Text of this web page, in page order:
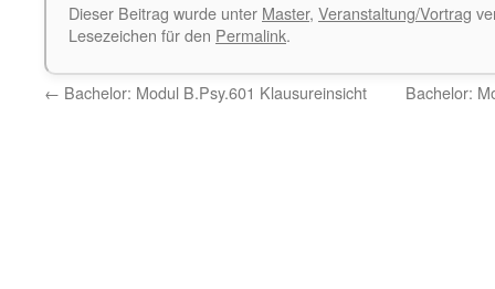
Dieser Beitrag wurde unter Master, Veranstaltung/Vortrag
Lesezeichen für den Permalink.
← Bachelor: Modul B.Psy.601 Klausureinsicht Bachelor: